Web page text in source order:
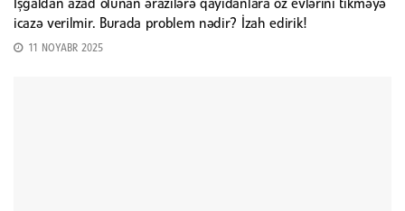
İşğaldan azad olunan ərazilərə qayıdanlara öz evlərini tikməyə
icazə verilmir. Burada problem nədir? İzah edirik!
11 NOYABR 2025